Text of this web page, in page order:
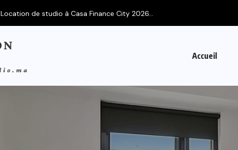
Location de studio à Casa Finance City 2026...
Accueil